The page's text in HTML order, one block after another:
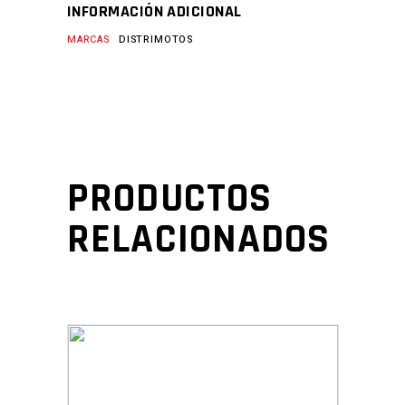
INFORMACIÓN ADICIONAL
MARCAS DISTRIMOTOS
PRODUCTOS
RELACIONADOS